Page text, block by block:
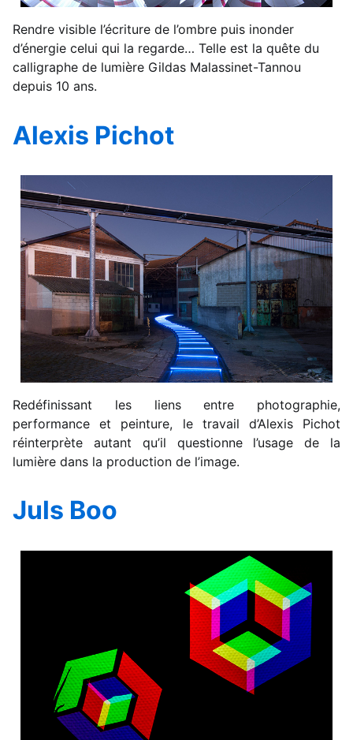
Rendre visible l’écriture de l’ombre puis inonder
d’énergie celui qui la regarde… Telle est la quête du
calligraphe de lumière Gildas Malassinet-Tannou
depuis 10 ans.
Alexis Pichot
Redéfinissant les liens entre photographie,
performance et peinture, le travail d’Alexis Pichot
réinterprète autant qu’il questionne l’usage de la
lumière dans la production de l’image.
Juls Boo